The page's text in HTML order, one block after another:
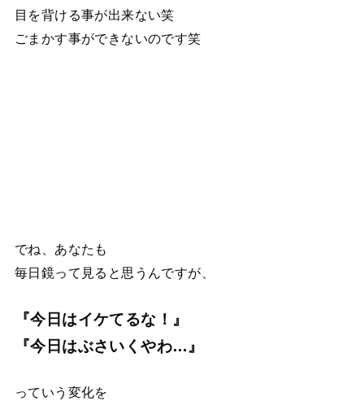
目を背ける事が出来ない笑
ごまかす事ができないのです笑
でね、あなたも
毎日鏡って見ると思うんですが、
『今日はイケてるな！』
『今日はぶさいくやわ…』
っていう変化を